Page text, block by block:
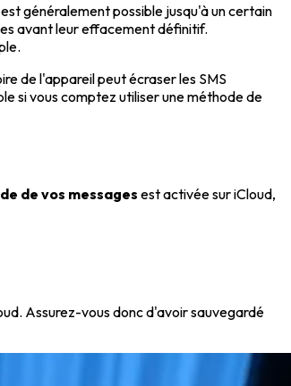
généralement possible jusqu'à un certain
avant leur effacement définitif.
de l'appareil peut écraser les SMS
si vous comptez utiliser une méthode de
de vos messages est activée sur iCloud,
Assurez-vous donc d'avoir sauvegardé